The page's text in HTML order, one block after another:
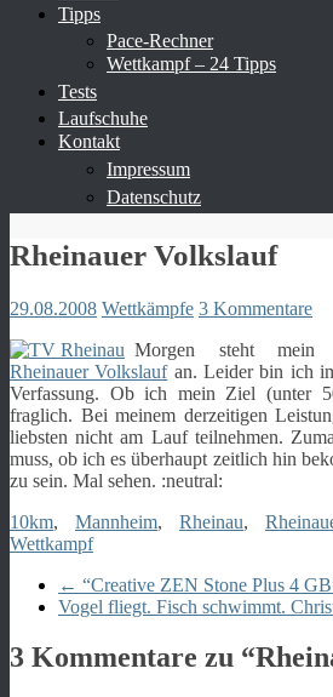
Tipps
Pace-Rechner
Wettkampf – 24 Tipps
Tests
Laufschuhe
Kontakt
Impressum
Datenschutz
Rheinauer Volkslauf
29.08.2008 Wettkämpfe 3 Kommentare
Morgen steht mein
Rheinauer Volkslaufan. Leider bin ich
Verfassung. Ob ich mein Ziel (unter
fraglich. Bei meinem derzeitigen
liebsten nicht am Lauf teilnehmen.
muss, ob ich es überhaupt zeitlich hin
zu sein. Mal sehen. :neutral:
10km, Mannheim, Rheinau,
Wettkampf
← “Creative ZEN Stone Plus 4
Vogel fliegt. Fisch schwimmt.
3 Kommentare zu “